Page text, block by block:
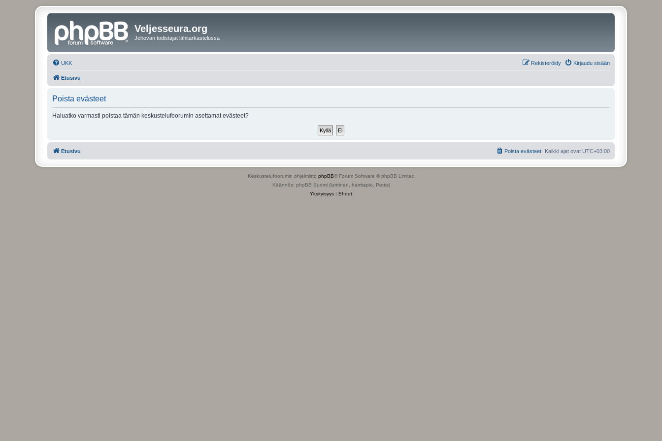
Veljesseura.org
Jehovan todistajat lähitarkastelussa
UKK Kirjaudu sisään
Rekisteröidy
Etusivu
Poista evästeet
Haluatko varmasti poistaa tämän keskustelufoorumin asettamat evästeet?
Etusivu Kaikki ajat ovat UTC+03:00
Poista evästeet
Keskustelufoorumin ohjelmisto phpBB® Forum Software © phpBB Limited
Käännös: phpBB Suomi (lurttinen, harritapio, Pettis)
Yksityisyys | Ehdot